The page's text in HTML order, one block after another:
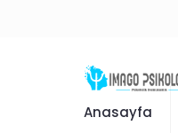
Anasayfa